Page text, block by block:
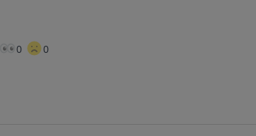
0 0